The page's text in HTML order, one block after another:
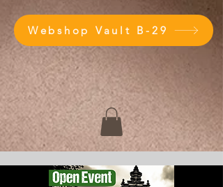
Webshop Vault B-29